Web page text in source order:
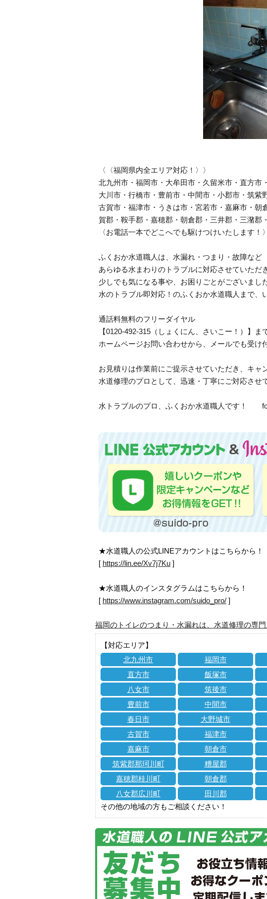
〈〈福岡県内全エリア対応！〉〉
北九州市・福岡市・大牟田市・久留米市・直方市
大川市・行橋市・豊前市・中間市・小郡市・筑紫
古賀市・福津市・うきは市・宮若市・嘉麻市・朝
賀郡・鞍手郡・嘉穂郡・朝倉郡・三井郡・三潴郡
〈お電話一本でどこへでも駆けつけいたします！〉
ふくおか水道職人は、水漏れ・つまり・故障など
あらゆる水まわりのトラブルに対応させていただ
少しでも気になる事や、お困りごとがございまし
水のトラブル即対応！のふくおか水道職人まで、
通話料無料のフリーダイヤル
【0120-492-315（しょくにん、さいこー！）】ま
ホームページお問い合わせから、メールでも受け
お見積りは作業前にご提示させていただき、キャ
水道修理のプロとして、迅速・丁寧にご対応させ
水トラブルのプロ、ふくおか水道職人です！
★水道職人の公式LINEアカウントはこちらから！
[ https://lin.ee/Xv7j7Ku ]
★水道職人のインスタグラムはこちらから！
[ https://www.instagram.com/suido_pro/ ]
福岡のトイレのつまり・水漏れは、水道修理の専
【対応エリア】
北九州市
福岡市
直方市
飯塚市
八女市
筑後市
豊前市
中間市
春日市
大野城市
古賀市
福津市
嘉麻市
朝倉市
筑紫郡那珂川町
糟屋郡
嘉穂郡桂川町
朝倉郡
八女郡広川町
田川郡
その他の地域の方もご相談ください！